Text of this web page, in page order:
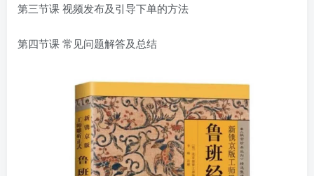
第三节课 视频发布及引导下单的方法
第四节课 常见问题解答及总结